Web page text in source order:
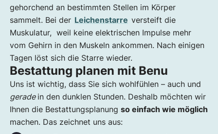
gehorchend an bestimmten Stellen im Körper
sammelt. Bei der Leichenstarre versteift die
Muskulatur, weil keine elektrischen Impulse mehr
vom Gehirn in den Muskeln ankommen. Nach einigen
Tagen löst sich die Starre wieder.
Bestattung planen mit Benu
Uns ist wichtig, dass Sie sich wohlfühlen – auch und
gerade in den dunklen Stunden. Deshalb möchten wir
Ihnen die Bestattungsplanung so einfach wie möglich
machen. Das zeichnet uns aus: